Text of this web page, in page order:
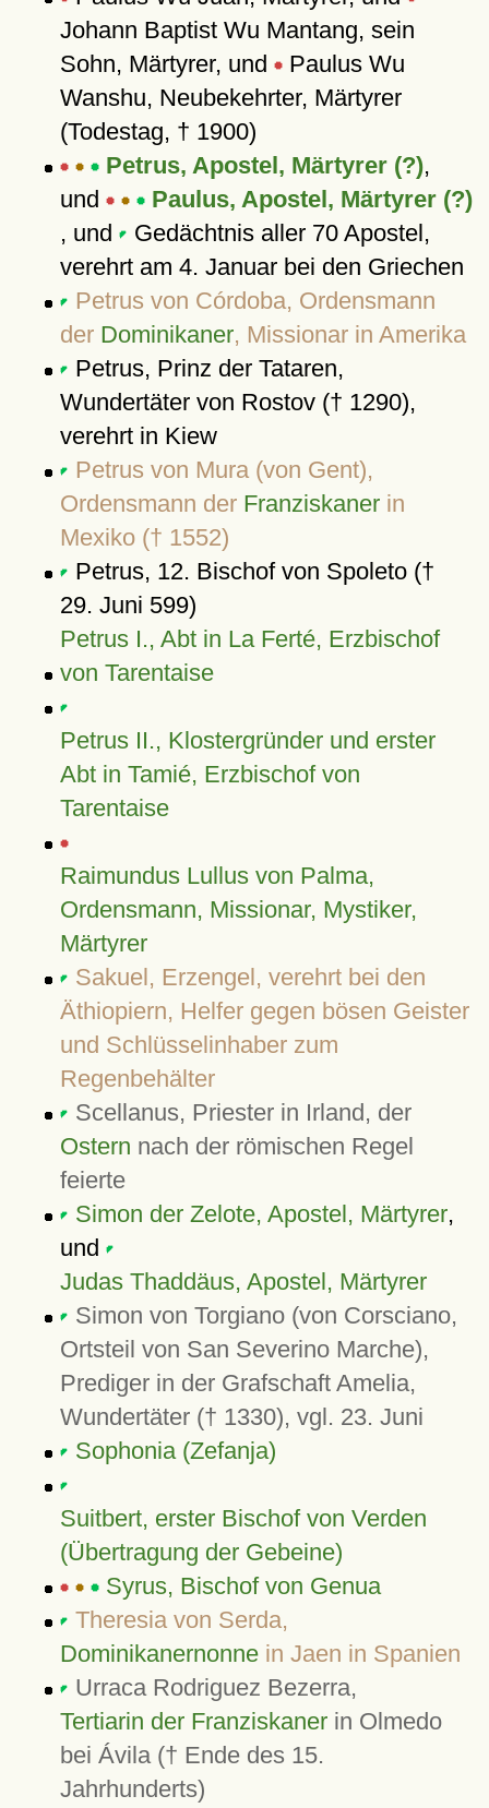
Johann Baptist Wu Mantang, sein
Sohn, Märtyrer, und Paulus Wu
Wanshu, Neubekehrter, Märtyrer
(Todestag, † 1900)
Petrus, Apostel, Märtyrer (?),
und
Paulus, Apostel, Märtyrer (?)
, und
Gedächtnis aller 70 Apostel,
verehrt am 4. Januar bei den Griechen
Petrus von Córdoba, Ordensmann
der Dominikaner, Missionar in Amerika
Petrus, Prinz der Tataren,
Wundertäter von Rostov († 1290),
verehrt in Kiew
Petrus von Mura (von Gent),
Ordensmann der Franziskanerin
Mexiko († 1552)
Petrus, 12. Bischof von Spoleto (†
29. Juni 599)
Petrus I., Abt in La Ferté, Erzbischof
von Tarentaise
Petrus II., Klostergründer und erster
Abt in Tamié, Erzbischof von
Tarentaise
Raimundus Lullus von Palma,
Ordensmann, Missionar, Mystiker,
Märtyrer
Sakuel, Erzengel, verehrt bei den
Äthiopiern, Helfer gegen bösen Geister
und Schlüsselinhaber zum
Regenbehälter
Scellanus, Priester in Irland, der
Ostern nach der römischen Regel
feierte
Simon der Zelote, Apostel, Märtyrer,
und
Judas Thaddäus, Apostel, Märtyrer
Simon von Torgiano (von Corsciano,
Ortsteil von San Severino Marche),
Prediger in der Grafschaft Amelia,
Wundertäter († 1330), vgl. 23. Juni
Sophonia (Zefanja)
Suitbert, erster Bischof von Verden
(Übertragung der Gebeine)
Syrus, Bischof von Genua
Theresia von Serda,
Dominikanernonnein Jaen in Spanien
Urraca Rodriguez Bezerra,
Tertiarin der Franziskanerin Olmedo
bei Ávila († Ende des 15.
Jahrhunderts)